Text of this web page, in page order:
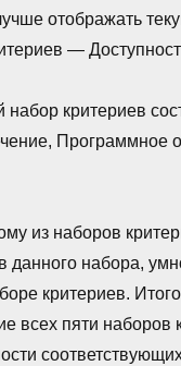
отображать
—
критериев
Программное
из наборов
данного набора,
критериев.
всех пяти наборов